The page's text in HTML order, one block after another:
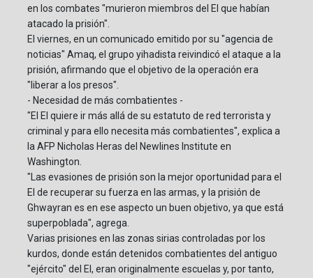
en los combates "murieron miembros del EI que habían
atacado la prisión".
El viernes, en un comunicado emitido por su "agencia de
noticias" Amaq, el grupo yihadista reivindicó el ataque a la
prisión, afirmando que el objetivo de la operación era
"liberar a los presos".
- Necesidad de más combatientes -
"El EI quiere ir más allá de su estatuto de red terrorista y
criminal y para ello necesita más combatientes", explica a
la AFP Nicholas Heras del Newlines Institute en
Washington.
"Las evasiones de prisión son la mejor oportunidad para el
EI de recuperar su fuerza en las armas, y la prisión de
Ghwayran es en ese aspecto un buen objetivo, ya que está
superpoblada", agrega.
Varias prisiones en las zonas sirias controladas por los
kurdos, donde están detenidos combatientes del antiguo
"ejército" del EI, eran originalmente escuelas y, por tanto,